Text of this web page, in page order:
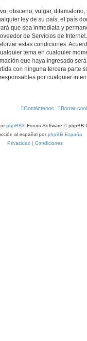
obsceno, vulgar,
ley de su país, el país
que sea inmediata y
de Servicios de
estas condiciones.
tema en cualquier
que haya ingresado
con ninguna tercera parte
por cualquier
Borrar
Contáctenos
phpBB® Forum Software © phpBB
al español porphpBB España
Privacidad | Condiciones